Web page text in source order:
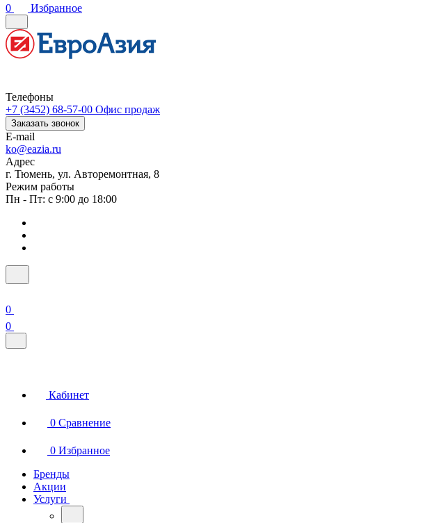
0 Избранное
Телефоны
+7 (3452) 68-57-00 Офис продаж
Заказать звонок
E-mail
ko@eazia.ru
Адрес
г. Тюмень, ул. Авторемонтная, 8
Режим работы
Пн - Пт: с 9:00 до 18:00
0
0
Кабинет
0 Сравнение
0 Избранное
Бренды
Акции
Услуги